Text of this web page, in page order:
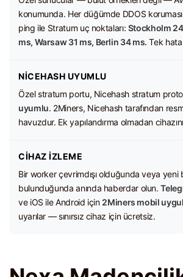
konumunda. Her düğümde DDOS
ping ile Stratum uç noktaları: Stockholm
ms, Warsaw 31 ms, Berlin 34 ms. Tek
NICEHASH UYUMLU
Özel stratum portu, Nicehash stratum
uyumlu. 2Miners, Nicehash tarafından
havuzdur. Ek yapılandırma olmadan
CIHAZ İZLEME
Bir worker çevrimdışı olduğunda veya yeni
bulunduğunda anında haberdar olun.
ve iOS ile Android için 2Miners mobil
uyarılar — sınırsız cihaz için ücretsiz.